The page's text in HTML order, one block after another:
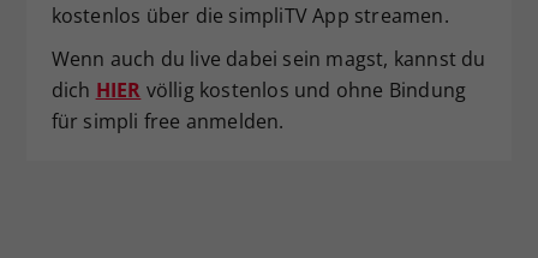
kostenlos über die simpliTV App streamen.
Wenn auch du live dabei sein magst, kannst du
dich HIER völlig kostenlos und ohne Bindung
für simpli free anmelden.